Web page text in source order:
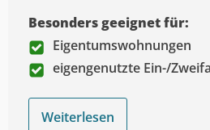
Besonders geeignet für:
Eigentumswohnungen
eigengenutzte Ein-/
Weiterlesen